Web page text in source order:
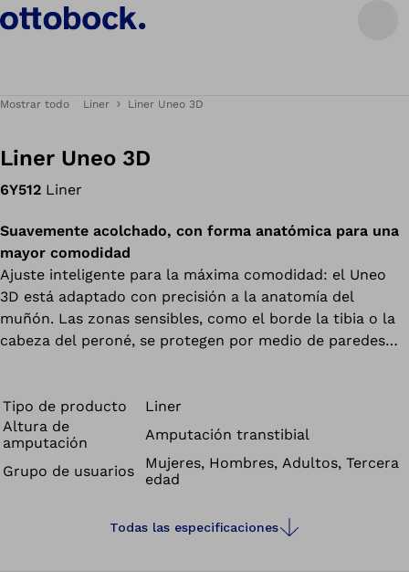
Mostrar todo Liner Liner Uneo 3D
Liner Uneo 3D
6Y512 Liner
Suavemente acolchado, con forma anatómica para una
mayor comodidad
Ajuste inteligente para la máxima comodidad: el Uneo
3D está adaptado con precisión a la anatomía del
muñón. Las zonas sensibles, como el borde la tibia o la
cabeza del peroné, se protegen por medio de paredes
la rodilla. El Uneo 6Y512 (transtibial) puede combinarse
con la válvula o con el sistema Harmony.
Tipo de producto
Liner
Altura de
amputación
Amputación transtibial
Grupo de usuarios
Mujeres, Hombres, Adultos, Tercera
edad
Todas las especificaciones